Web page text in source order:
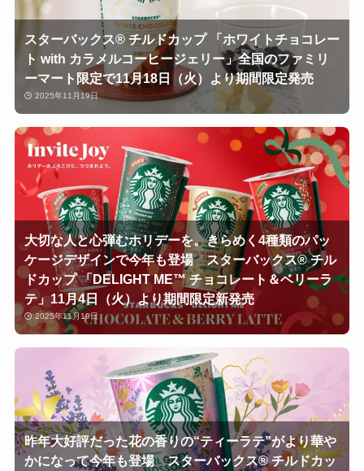
スターバックス® チルドカップ 「ホワイトチョコレー
ト with カラメルコーヒージェリー」全国のファミリ
ーマート限定で11月18日（火）より期間限定発売
2025年11月19日
大切な人と心弾むホリデーを。きらめく4種類のパッ
ケージデザインで今年も登場 スターバックス® チル
ドカップ 「DELIGHT ME™ チョコレート＆ベリーラ
テ」11月4日（火）より期間限定新発売
2025年11月19日
昨年大好評だった花の香りの“ティーラテ”がより華や
かになって今年も登場 スターバックス® チルドカッ